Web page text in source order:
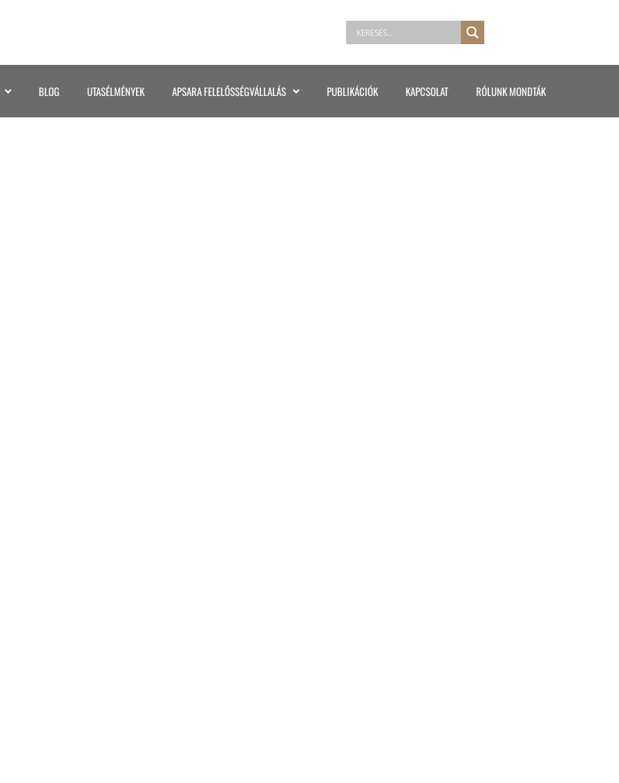
BLOG UTASÉLMÉNYEK APSARA FELELŐSSÉGVÁLLALÁS PUBLIKÁCIÓK KAPCSOLAT RÓLUNK MONDTÁK